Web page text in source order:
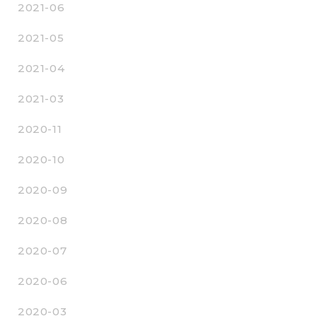
2021-06
2021-05
2021-04
2021-03
2020-11
2020-10
2020-09
2020-08
2020-07
2020-06
2020-03